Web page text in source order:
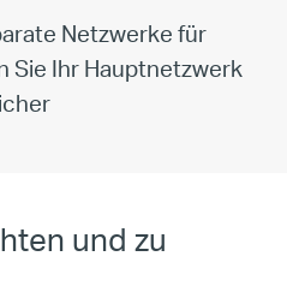
Netzwerke für
Sie Ihr Hauptnetzwerk
und zu